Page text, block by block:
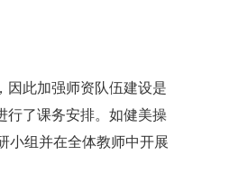
因此加强师资队伍建设是
行了课务安排。如健美操
小组并在全体教师中开展